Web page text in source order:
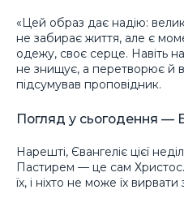
«Цей образ дає надію:
не забирає життя, але є
одежу, своє серце. Навіть
не знищує, а перетворює й
підсумував проповідник.
Погляд у сьогодення —
Нарешті, Євангеліє цієї
Пастирем — це сам Христос.
їх, і ніхто не може їх